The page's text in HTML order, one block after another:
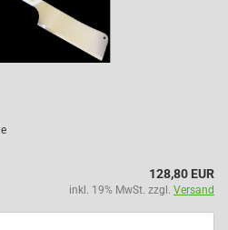
128,80 EUR
inkl. 19% MwSt. zzgl. Versand